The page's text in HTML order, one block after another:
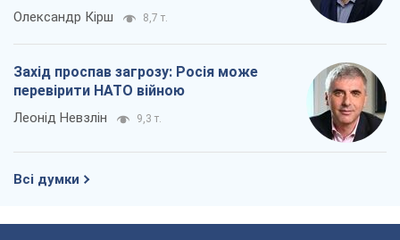
Олександр Кірш 8,7 т.
Захід проспав загрозу: Росія може
перевірити НАТО війною
Леонід Невзлін 9,3 т.
Всі думки